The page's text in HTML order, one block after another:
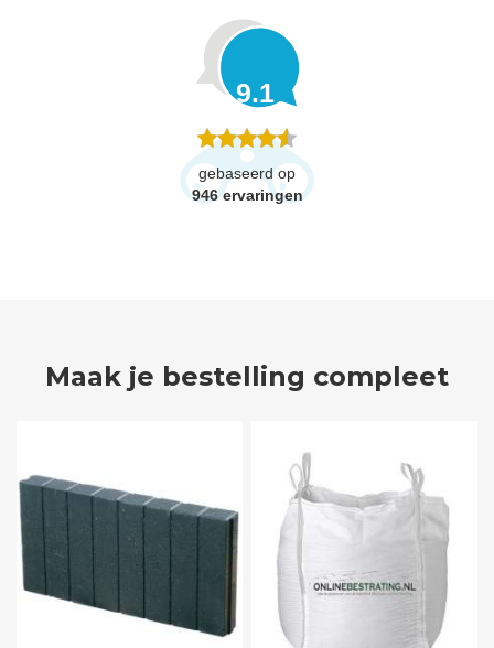
9.1
gebaseerd op
946 ervaringen
Maak je bestelling compleet